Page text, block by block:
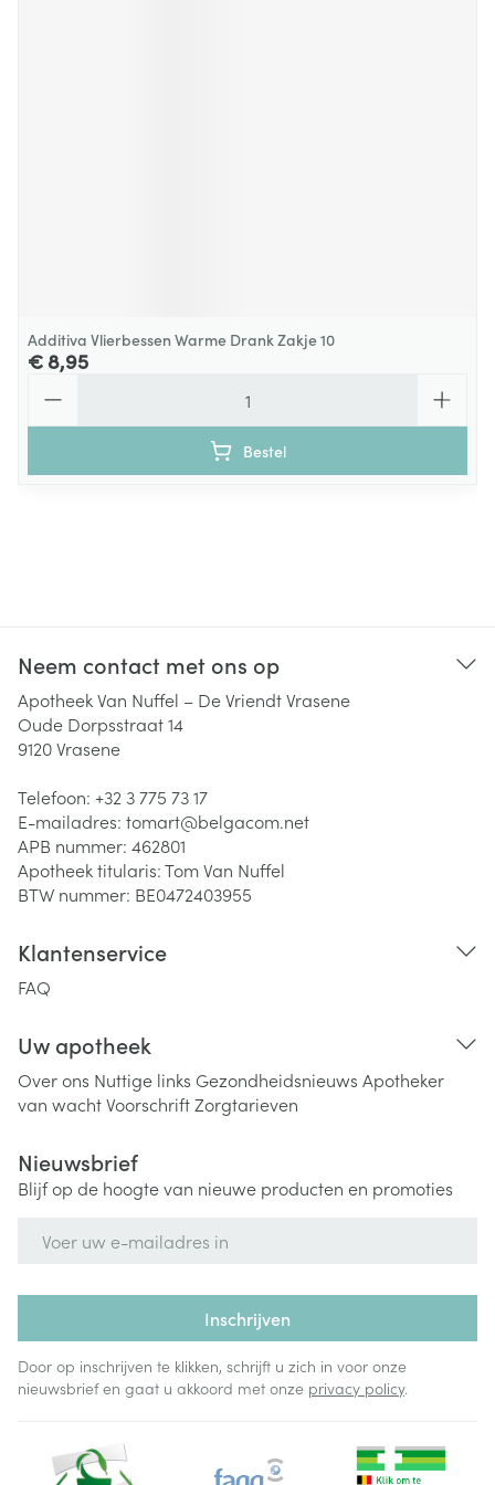
Additiva Vlierbessen Warme Drank Zakje 10
€ 8,95
Bestel
Neem contact met ons op
Apotheek Van Nuffel – De Vriendt Vrasene
Oude Dorpsstraat 14
9120Vrasene
Telefoon: +32 3 775 73 17
E-mailadres: tomart@belgacom.net
APB nummer: 462801
Apotheek titularis:Tom Van Nuffel
BTW nummer: BE0472403955
Klantenservice
FAQ
Uw apotheek
Over ons Nuttige links Gezondheidsnieuws Apotheker
van wachtVoorschriftZorgtarieven
Nieuwsbrief
Blijf op de hoogte van nieuwe producten en promoties
Inschrijven
Door op inschrijven te klikken, schrijft u zich in voor onze
nieuwsbrief en gaat u akkoord met onze privacy policy.